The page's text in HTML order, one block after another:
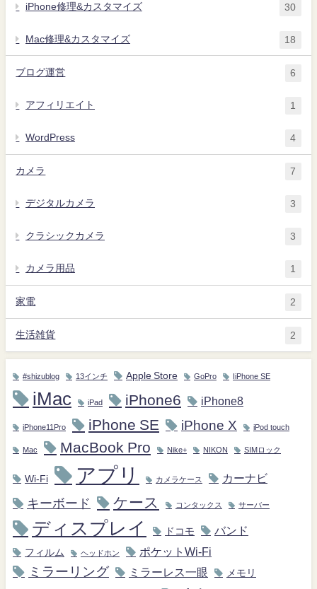
iPhone修理&カスタマイズ 30
Mac修理&カスタマイズ 18
ブログ運営 6
アフィリエイト 1
WordPress 4
カメラ 7
デジタルカメラ 3
クラシックカメラ 3
カメラ用品 1
家電 2
生活雑貨 2
#shizublog 13インチ Apple Store GoPro IiPhone SE
iMac iPad iPhone6 iPhone8
iPhone11Pro iPhone SE iPhone X iPod touch
Mac MacBook Pro Nike+ NIKON SIMロック
Wi-Fi アプリ カメラケース カーナビ
キーボード ケース コンタックス サーバー
ディスプレイ ドコモ バンド
フィルム ヘッドホン ポケットWi-Fi
ミラーリング ミラーレス一眼 メモリ